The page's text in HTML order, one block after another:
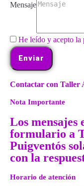
Mensaje
He leído y acepto la
Enviar
Contactar con Taller
Nota Importante
Los mensajes
formulario a
Puigventós
con la
Horario de atención